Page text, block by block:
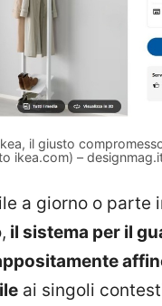
il giusto
ikea.com) –
a giorno o parte
il sistema per il
ai singoli